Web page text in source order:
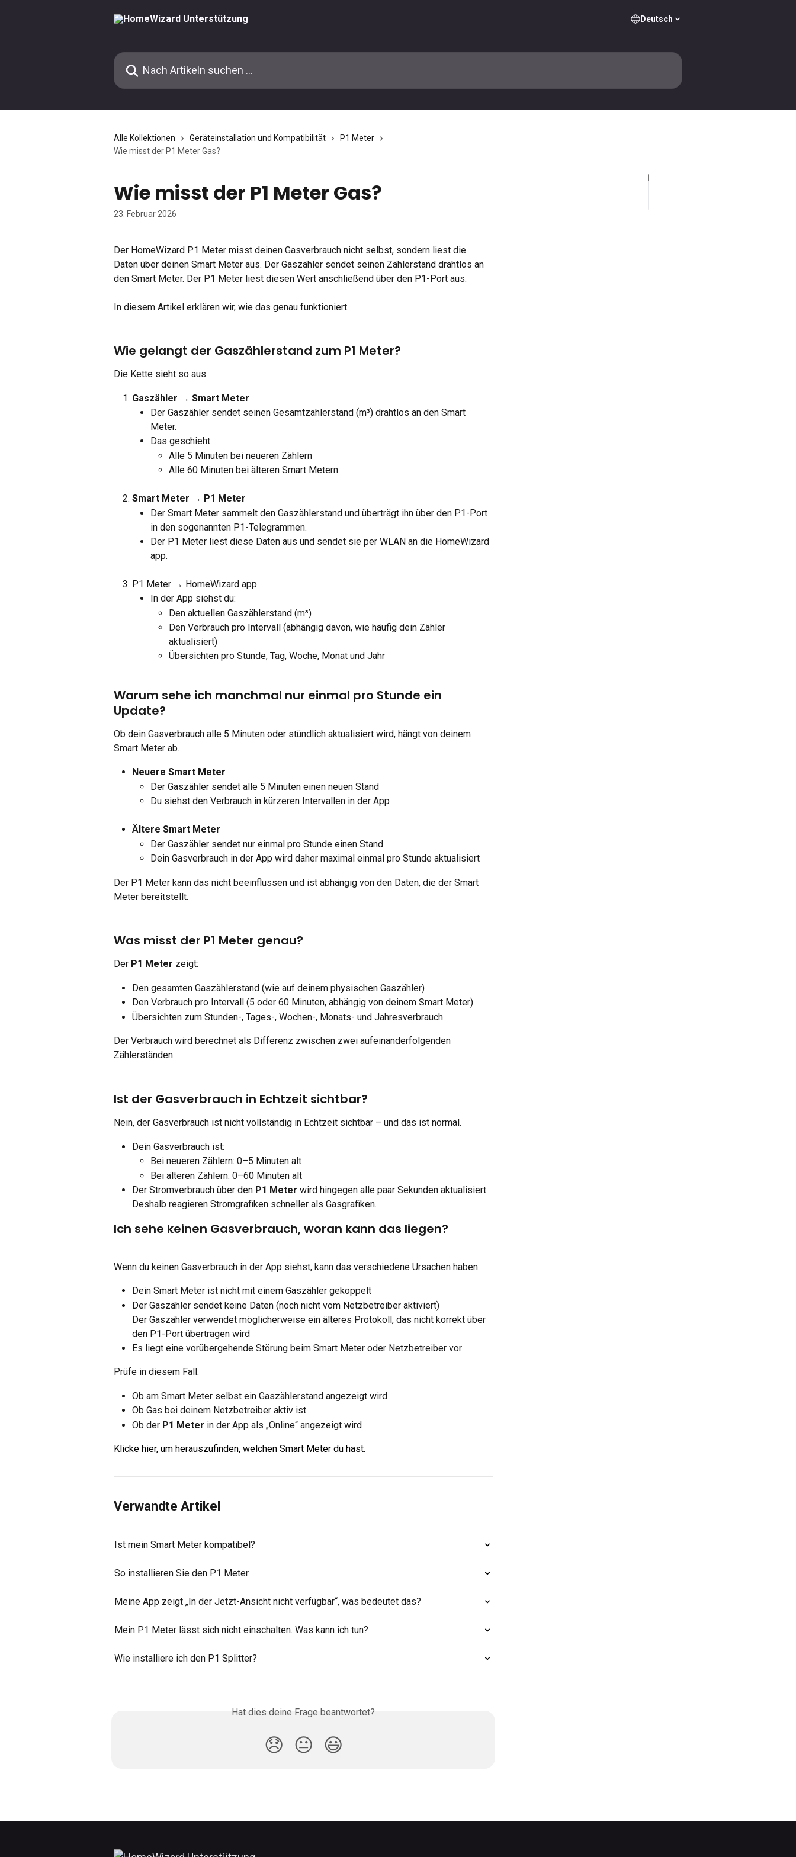
Deutsch
Nach Artikeln suchen …
Alle Kollektionen Geräteinstallation und Kompatibilität
P1 Meter
Wie misst der P1 Meter Gas?
Wie misst der P1 Meter Gas?
23. Februar 2026
Der HomeWizard P1 Meter misst deinen Gasverbrauch nicht selbst, sondern liest die
Daten über deinen Smart Meter aus. Der Gaszähler sendet seinen Zählerstand drahtlos an
den Smart Meter. Der P1 Meter liest diesen Wert anschließend über den P1-Port aus.
In diesem Artikel erklären wir, wie das genau funktioniert.
Wie gelangt der Gaszählerstand zum P1 Meter?
Die Kette sieht so aus:
Gaszähler → Smart Meter
Der Gaszähler sendet seinen Gesamtzählerstand (m³) drahtlos an den Smart
Meter.
Das geschieht:
Alle 5 Minuten bei neueren Zählern
Alle 60 Minuten bei älteren Smart Metern
Smart Meter → P1 Meter
Der Smart Meter sammelt den Gaszählerstand und überträgt ihn über den P1-Port
in den sogenannten P1-Telegrammen.
Der P1 Meter liest diese Daten aus und sendet sie per WLAN an die HomeWizard
app.
P1 Meter → HomeWizard app
In der App siehst du:
Den aktuellen Gaszählerstand (m³)
Den Verbrauch pro Intervall (abhängig davon, wie häufig dein Zähler
aktualisiert)
Übersichten pro Stunde, Tag, Woche, Monat und Jahr
Warum sehe ich manchmal nur einmal pro Stunde ein
Update?
Ob dein Gasverbrauch alle 5 Minuten oder stündlich aktualisiert wird, hängt von deinem
Smart Meter ab.
Neuere Smart Meter
Der Gaszähler sendet alle 5 Minuten einen neuen Stand
Du siehst den Verbrauch in kürzeren Intervallen in der App
Ältere Smart Meter
Der Gaszähler sendet nur einmal pro Stunde einen Stand
Dein Gasverbrauch in der App wird daher maximal einmal pro Stunde aktualisiert
Der P1 Meter kann das nicht beeinflussen und ist abhängig von den Daten, die der Smart
Meter bereitstellt.
Was misst der P1 Meter genau?
Der P1 Meter zeigt:
Den gesamten Gaszählerstand (wie auf deinem physischen Gaszähler)
Den Verbrauch pro Intervall (5 oder 60 Minuten, abhängig von deinem Smart Meter)
Übersichten zum Stunden-, Tages-, Wochen-, Monats- und Jahresverbrauch
Der Verbrauch wird berechnet als Differenz zwischen zwei aufeinanderfolgenden
Zählerständen.
Ist der Gasverbrauch in Echtzeit sichtbar?
Nein, der Gasverbrauch ist nicht vollständig in Echtzeit sichtbar – und das ist normal.
Dein Gasverbrauch ist:
Bei neueren Zählern: 0–5 Minuten alt
Bei älteren Zählern: 0–60 Minuten alt
Der Stromverbrauch über den P1 Meter wird hingegen alle paar Sekunden aktualisiert.
Deshalb reagieren Stromgrafiken schneller als Gasgrafiken.
Ich sehe keinen Gasverbrauch, woran kann das liegen?
Wenn du keinen Gasverbrauch in der App siehst, kann das verschiedene Ursachen haben:
Dein Smart Meter ist nicht mit einem Gaszähler gekoppelt
Der Gaszähler sendet keine Daten (noch nicht vom Netzbetreiber aktiviert)
Der Gaszähler verwendet möglicherweise ein älteres Protokoll, das nicht korrekt über
den P1-Port übertragen wird
Es liegt eine vorübergehende Störung beim Smart Meter oder Netzbetreiber vor
Prüfe in diesem Fall:
Ob am Smart Meter selbst ein Gaszählerstand angezeigt wird
Ob Gas bei deinem Netzbetreiber aktiv ist
Ob der P1 Meter in der App als „Online“ angezeigt wird
Klicke hier, um herauszufinden, welchen Smart Meter du hast.
Verwandte Artikel
Ist mein Smart Meter kompatibel?
So installieren Sie den P1 Meter
Meine App zeigt „In der Jetzt-Ansicht nicht verfügbar“, was bedeutet das?
Mein P1 Meter lässt sich nicht einschalten. Was kann ich tun?
Wie installiere ich den P1 Splitter?
Hat dies deine Frage beantwortet?
😞 😐 😃